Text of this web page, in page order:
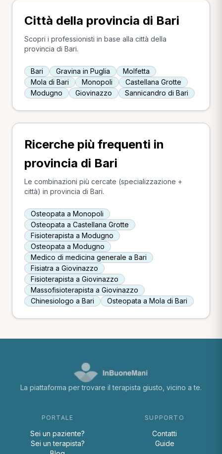
Città della provincia di Bari
Scopri i professionisti in base alla città della
provincia di Bari.
Bari Gravina in Puglia
Molfetta
Mola di Bari
Monopoli
Castellana Grotte
Modugno
Giovinazzo Sannicandro di Bari
Ricerche più frequenti in
provincia di Bari
Le combinazioni più cercate (specializzazione +
città) in provincia di Bari.
Osteopata a Monopoli
Osteopata a Castellana Grotte
Fisioterapista a Modugno
Osteopata a Modugno
Medico di medicina generale a Bari
Fisiatra a Giovinazzo
Fisioterapista a Giovinazzo
Massofisioterapista a Giovinazzo
Chinesiologo a Bari
Osteopata a Mola di Bari
La piattaforma per trovare il terapista giusto, vicino a te.
PORTALE
Sei un paziente?
Sei un terapista?
SUPPORTO
Contatti
Guide